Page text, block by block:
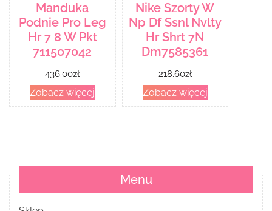
Manduka
Podnie Pro Leg
Hr 7 8 W Pkt
711507042
436.00zł
Zobacz więcej
Nike Szorty W
Np Df Ssnl Nvlty
Hr Shrt 7N
Dm7585361
218.60zł
Zobacz więcej
Menu